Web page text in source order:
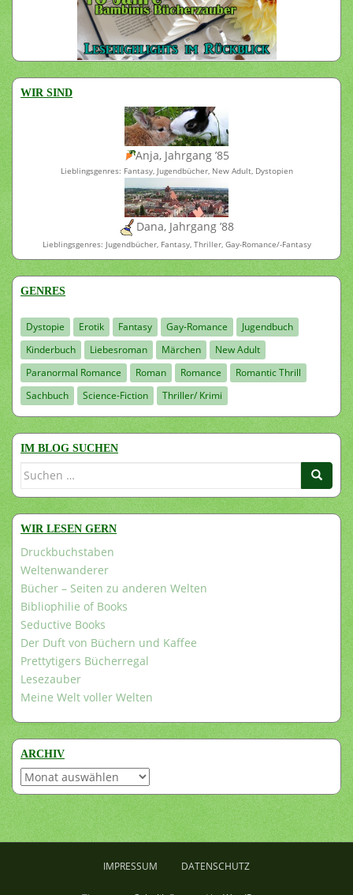
WIR SIND
Anja, Jahrgang ’85
Lieblingsgenres: Fantasy, Jugendbücher, New Adult, Dystopien
Dana, Jahrgang ’88
Lieblingsgenres: Jugendbücher, Fantasy, Thriller, Gay-Romance/-Fantasy
GENRES
Dystopie Erotik Fantasy Gay-Romance
Jugendbuch
Kinderbuch
Liebesroman Märchen
New Adult
Paranormal Romance
Roman Romance
Romantic Thrill
Sachbuch
Science-Fiction Thriller/ Krimi
IM BLOG SUCHEN
Suchen
WIR LESEN GERN
Druckbuchstaben
Weltenwanderer
Bücher – Seiten zu anderen Welten
Bibliophilie of Books
Seductive Books
Der Duft von Büchern und Kaffee
Prettytigers Bücherregal
Lesezauber
Meine Welt voller Welten
ARCHIV
Archiv
IMPRESSUM DATENSCHUTZ